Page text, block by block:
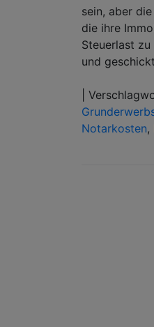
sein, aber
die ihre
Steuerlast zu
und
Notarkosten,